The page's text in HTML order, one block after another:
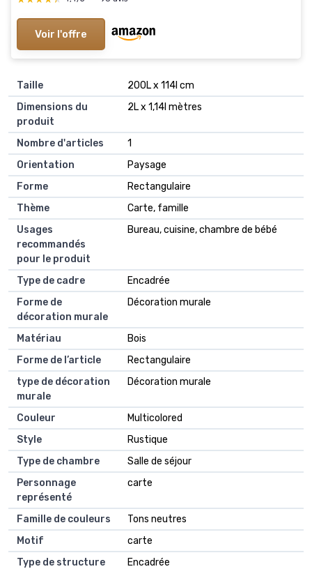
Voir l'offre
Taille
200L x 114l cm
Dimensions du
produit
2L x 1,14l mètres
Nombre d'articles
1
Orientation
Paysage
Forme
Rectangulaire
Thème
Carte, famille
Usages
recommandés
pour le produit
Bureau, cuisine, chambre de bébé
Type de cadre
Encadrée
Forme de
décoration murale
Décoration murale
Matériau
Bois
Forme de l’article
Rectangulaire
type de décoration
murale
Décoration murale
Couleur
Multicolored
Style
Rustique
Type de chambre
Salle de séjour
Personnage
représenté
carte
Famille de couleurs
Tons neutres
Motif
carte
Type de structure
Encadrée